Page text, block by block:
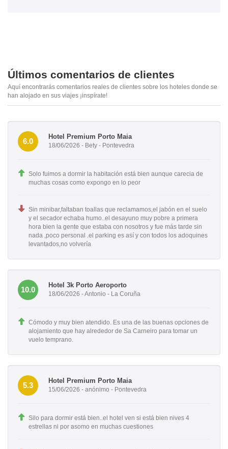
Últimos comentarios de clientes
Aquí encontrarás comentarios reales de clientes sobre los hoteles donde se
han alojado en sus viajes ¡inspírate!
6.0
Hotel Premium Porto Maia
18/06/2026 - Bety - Pontevedra
Solo fuimos a dormir la habitación está bien aunque carecia de
muchas cosas como expongo en lo peor
Sin minibar,faltaban toallas que reclamamos,el jabón en el suelo
y el secador echaba humo..el desayuno muy pobre a primera
hora bien la gente que estaba con nosotros y fue más tarde sin
nada ,poco personal .el parking es así y con todos los adoquines
levantados,no volvería
10.0
Hotel 3k Porto Aeroporto
18/06/2026 - Antonio - La Coruña
Cómodo y muy bien atendido. Es una de las buenas opciones de
alojamiento que hay alrededor de Sa Carneiro para tomar un
vuelo temprano.
5.3
Hotel Premium Porto Maia
15/06/2026 - anónimo - Pontevedra
Silo para dormir está bien..el hotel ven si está bien nives 4
estrellas ni por asomo en muchas cuestiones